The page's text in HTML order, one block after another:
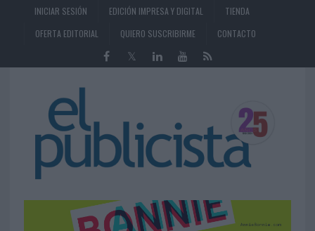
INICIAR SESIÓN EDICIÓN IMPRESA Y DIGITAL
TIENDA
OFERTA EDITORIAL
QUIERO SUSCRIBIRME CONTACTO